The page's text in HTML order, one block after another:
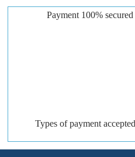
Payment 100%
Types of payment